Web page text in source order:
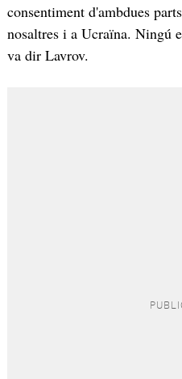
consentiment d'ambdues
nosaltres i a Ucraïna. Ningú
va dir Lavrov.